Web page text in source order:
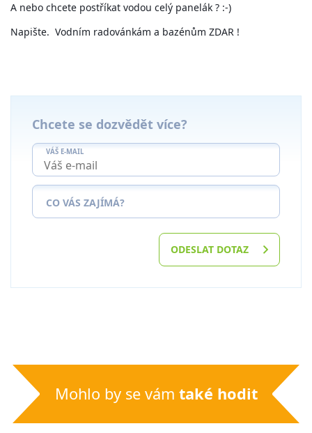
A nebo chcete postříkat vodou celý panelák ? :-)
Napište. Vodním radovánkám a bazénům ZDAR !
Chcete se dozvědět více?
VÁŠ E-MAIL
CO VÁS ZAJÍMÁ?
ODESLAT DOTAZ
Mohlo by se vám také hodit